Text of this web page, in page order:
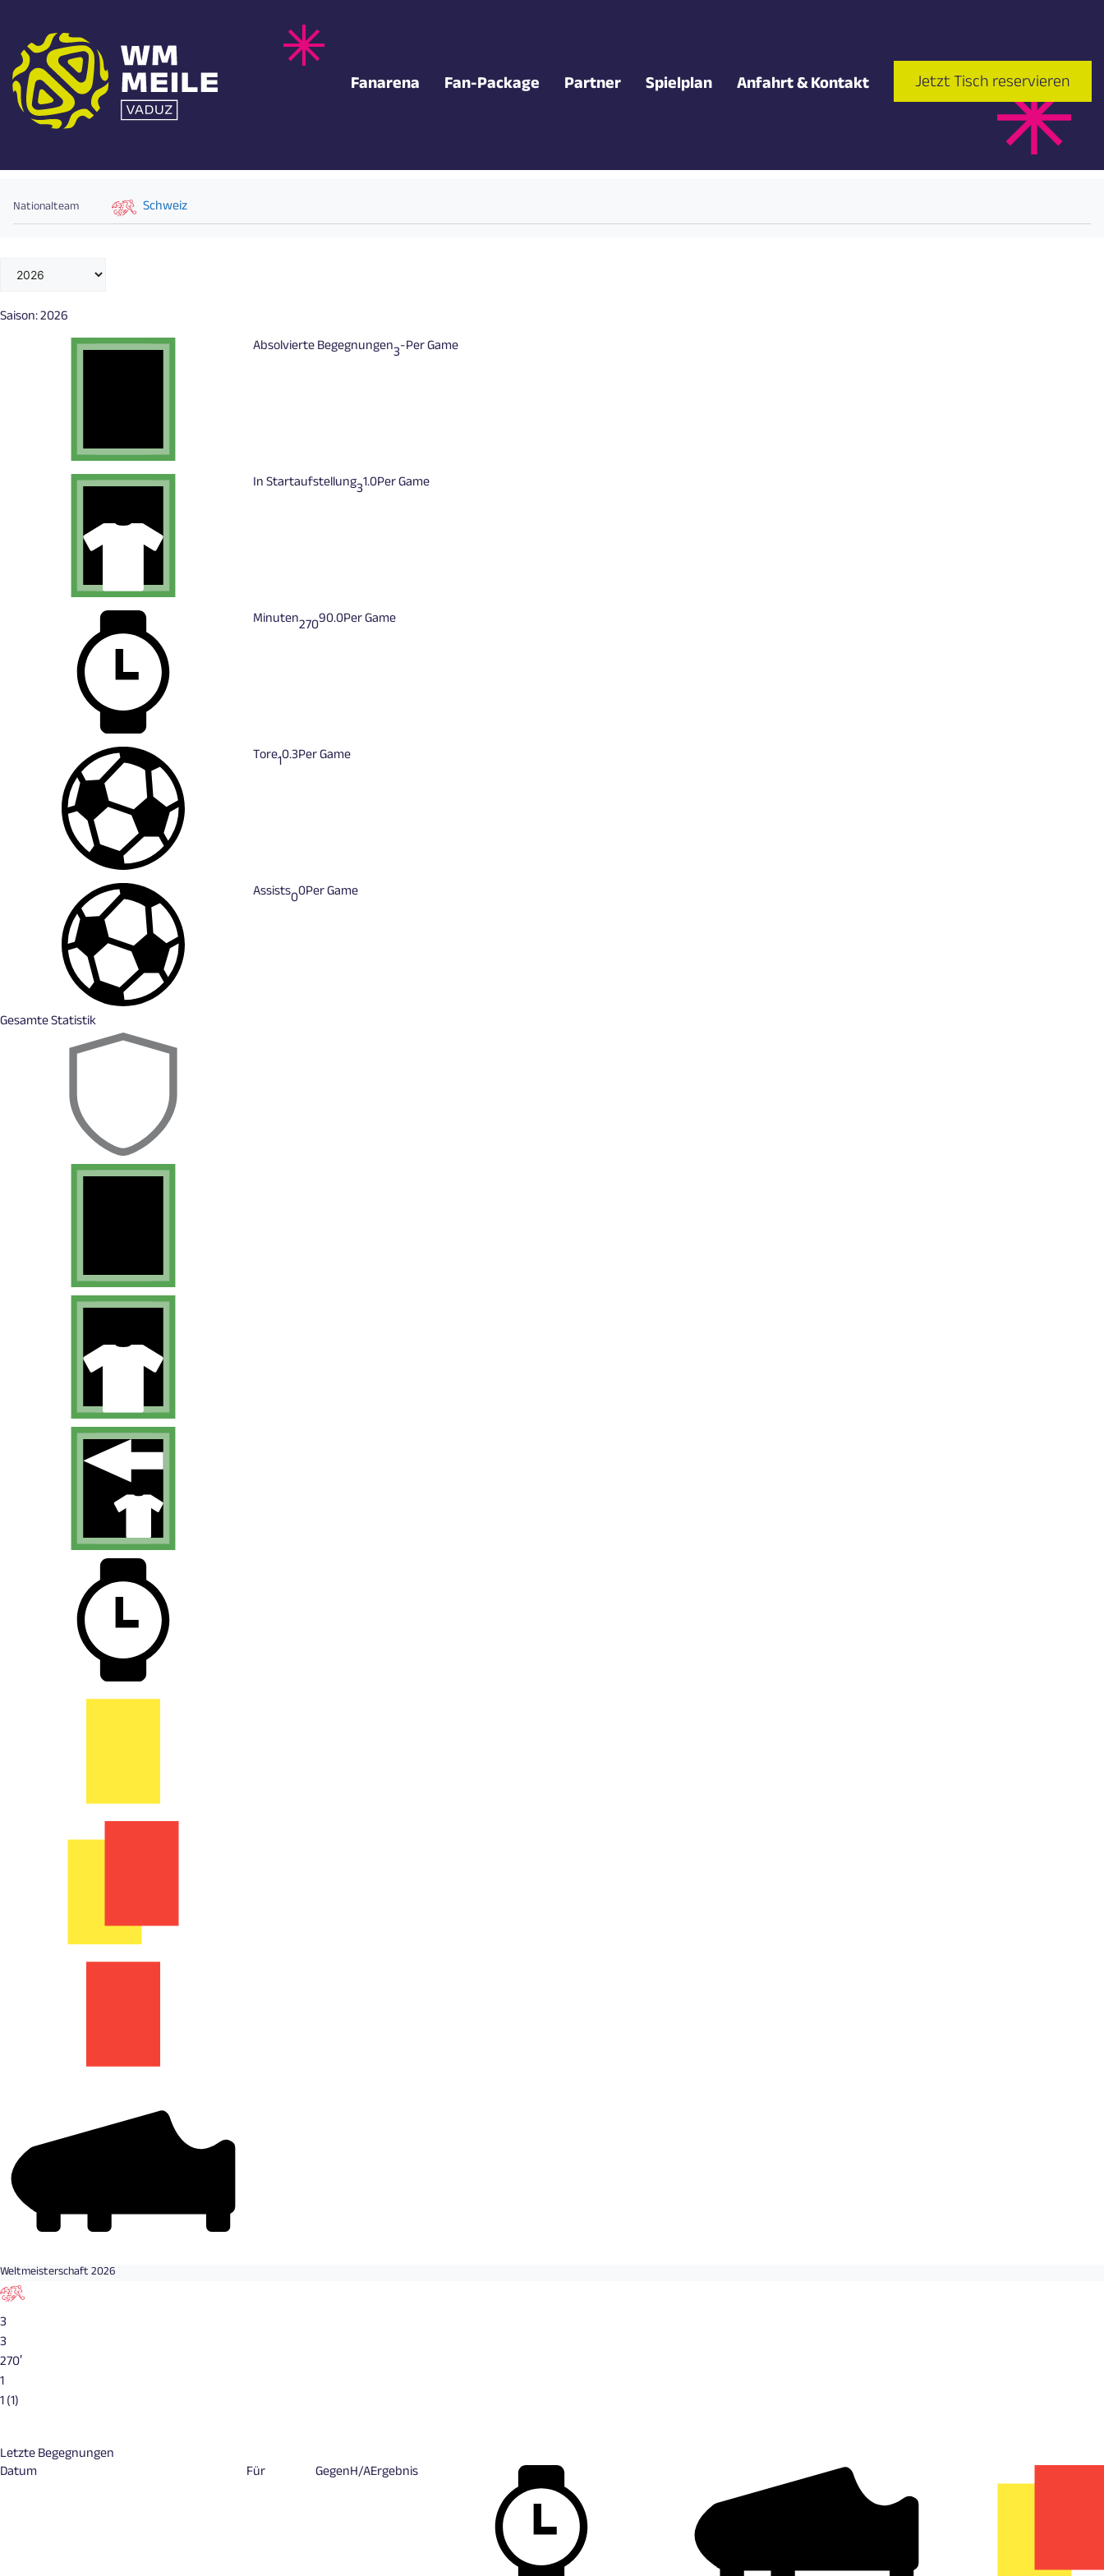
springen
Fanarena Fan-Package Partner Spielplan Anfahrt & Kontakt Jetzt Tisch reservieren
GRANIT XHAKA
Nationalteam Schweiz
Saison:2026
Absolvierte Begegnungen3-Per Game
In Startaufstellung31.0Per Game
Minuten27090.0Per Game
Tore10.3Per Game
Assists00Per Game
Gesamte Statistik
Weltmeisterschaft 2026
3
3
270′
1
1 (1)
Letzte Begegnungen
Datum
Für GegenH/AErgebnis